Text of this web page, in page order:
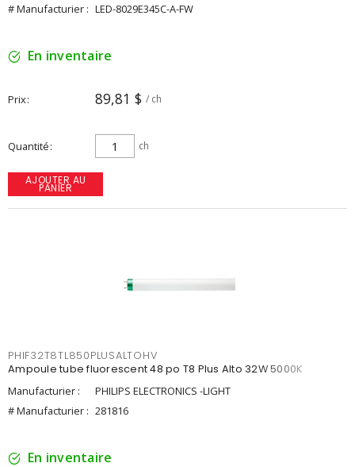
# Manufacturier : LED-8029E345C-A-FW
En inventaire
Prix 89,81 $ / ch
Quantité ch
AJOUTER AU
PANIER
PHIF32T8TL850PLUSALTOHV
Ampoule tube fluorescent 48 po T8 Plus Alto 32W 5000K
Manufacturier :
PHILIPS ELECTRONICS -LIGHT
# Manufacturier : 281816
En inventaire